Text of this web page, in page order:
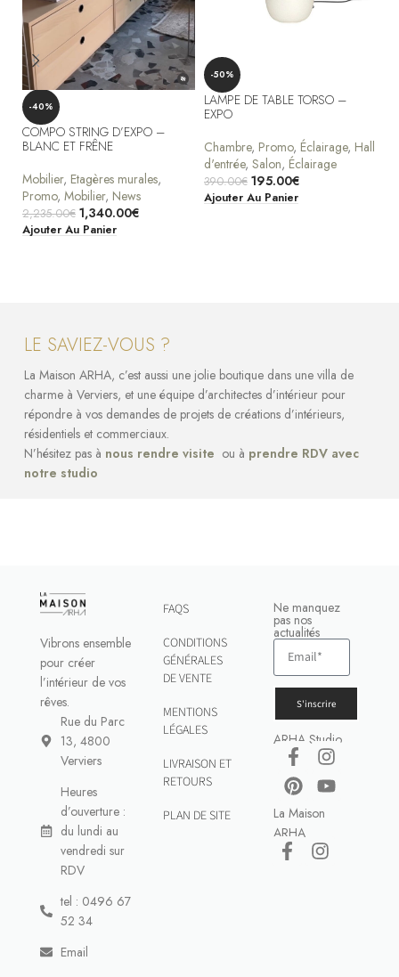
-40%
COMPO STRING D’EXPO –
BLANC ET FRÊNE
Mobilier, Etagères murales,
Promo, Mobilier, News
2,235.00€ 1,340.00€
Ajouter Au Panier
-50%
LAMPE DE TABLE TORSO –
EXPO
Chambre, Promo, Éclairage, Hall
d'entrée, Salon, Éclairage
390.00€ 195.00€
Ajouter Au Panier
LE SAVIEZ-VOUS ?
La Maison ARHA, c’est aussi une jolie boutique dans une villa de
charme à Verviers, et une équipe d’architectes d’intérieur pour
répondre à vos demandes de projets de créations d’intérieurs,
résidentiels et commerciaux.
N’hésitez pas à nous rendre visite ou à prendre RDV avec
notre studio
Vibrons ensemble
pour créer
l’intérieur de vos
rêves.
Rue du Parc
13, 4800
Verviers
Heures
d’ouverture :
du lundi au
vendredi sur
RDV
tel : 0496 67
52 34
Email
FAQS
CONDITIONS
GÉNÉRALES
DE VENTE
MENTIONS
LÉGALES
LIVRAISON ET
RETOURS
PLAN DE SITE
Ne manquez
pas nos
actualités
S'inscrire
ARHA Studio
La Maison
ARHA